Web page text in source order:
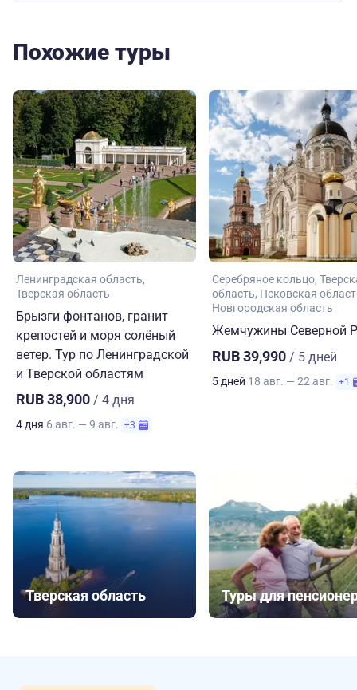
Похожие туры
Ленинградская область
Тверская область
Брызги фонтанов, гранит
крепостей и моря солёный
ветер. Тур по Ленинградской
и Тверской областям
RUB 38,900 / 4 дня
4 дня 6 авг. — 9 авг. +3
Серебряное кольцо
область Псковская
Новгородская область
Жемчужины Северной
RUB 39,990 / 5 дней
5 дней 18 авг. — 22 авг. +1
Тверская область Туры для